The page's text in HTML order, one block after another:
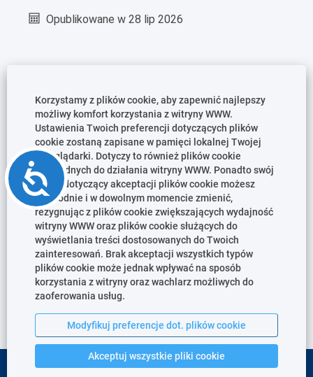
Accessibility
Korzystamy z plików cookie, aby zapewnić najlepszy
możliwy komfort korzystania z witryny WWW.
Ustawienia Twoich preferencji dotyczących plików
cookie zostaną zapisane w pamięci lokalnej Twojej
przeglądarki. Dotyczy to również plików cookie
niezbędnych do działania witryny WWW. Ponadto swój
wybór dotyczący akceptacji plików cookie możesz
swobodnie i w dowolnym momencie zmienić,
rezygnując z plików cookie zwiększających wydajność
witryny WWW oraz plików cookie służących do
wyświetlania treści dostosowanych do Twoich
zainteresowań. Brak akceptacji wszystkich typów
plików cookie może jednak wpływać na sposób
korzystania z witryny oraz wachlarz możliwych do
zaoferowania usług.
Modyfikuj preferencje dot. plików cookie
Akceptuj wszystkie pliki cookie
Opublikowane w 28 lip 2026
DEVELOPMENT AGGREGATE
Orlando, FL, US, 32803
Opublikowane w15 lip 2026
Prawa autorskie © 2020, CEMEX Innovation Holding Ltd, Szwajcaria.